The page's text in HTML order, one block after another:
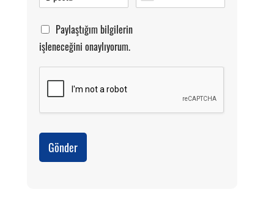
Paylaştığım bilgilerin
işleneceğini onaylıyorum.
Gönder